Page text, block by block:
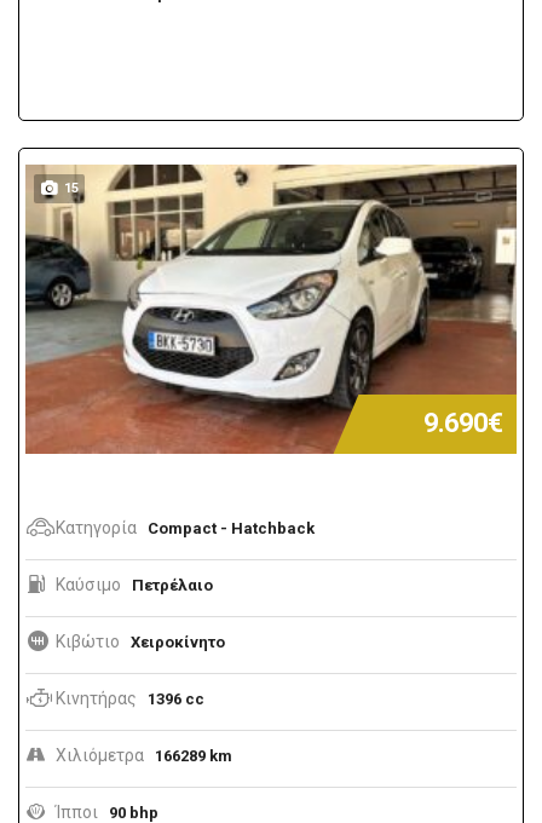
15
9.690€
Κατηγορία Compact - Hatchback
Καύσιμο Πετρέλαιο
Κιβώτιο Χειροκίνητο
Κινητήρας 1396 cc
Χιλιόμετρα 166289 km
Ίπποι 90 bhp